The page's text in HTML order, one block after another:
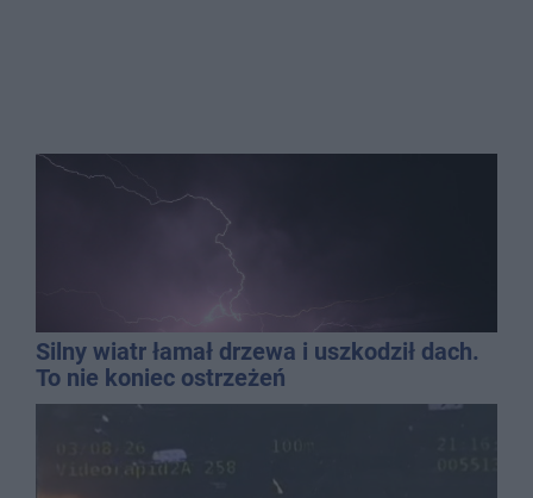
Silny wiatr łamał drzewa i uszkodził dach.
To nie koniec ostrzeżeń